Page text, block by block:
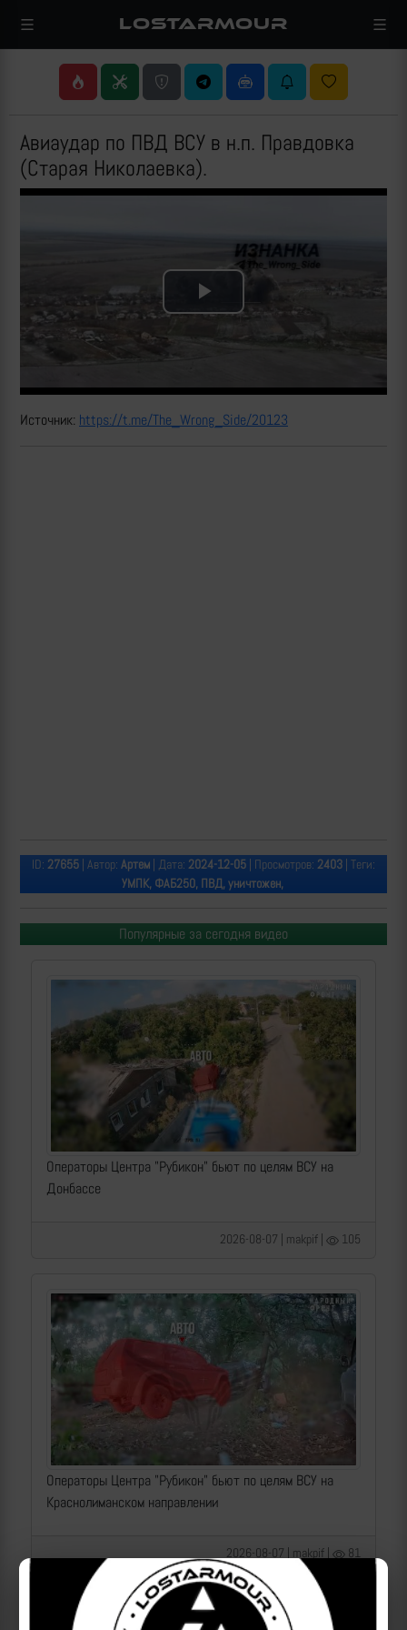
LOSTARMOUR
Авиаудар по ПВД ВСУ в н.п. Правдовка
(Старая Николаевка).
Play
Источник: https://t.me/The_Wrong_Side/20123
ID: 27655 | Автор: Артем | Дата: 2024-12-05 | Просмотров: 2403 | Теги:
УМПК, ФАБ250, ПВД, уничтожен,
Популярные за сегодня видео
Операторы Центра "Рубикон" бьют по целям ВСУ на
Донбассе
2026-08-07 | makpif | 105
Операторы Центра "Рубикон" бьют по целям ВСУ на
Краснолиманском направлении
2026-08-07 | makpif | 81